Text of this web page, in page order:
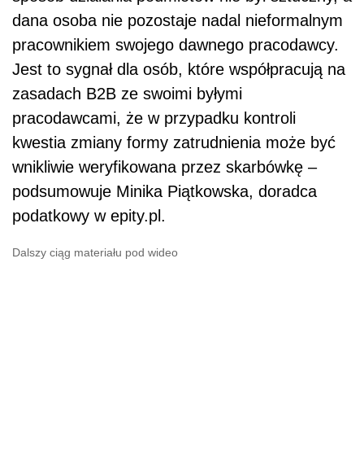
dana osoba nie pozostaje nadal nieformalnym
pracownikiem swojego dawnego pracodawcy.
Jest to sygnał dla osób, które współpracują na
zasadach B2B ze swoimi byłymi
pracodawcami, że w przypadku kontroli
kwestia zmiany formy zatrudnienia może być
wnikliwie weryfikowana przez skarbówkę –
podsumowuje Minika Piątkowska, doradca
podatkowy w epity.pl.
Dalszy ciąg materiału pod wideo